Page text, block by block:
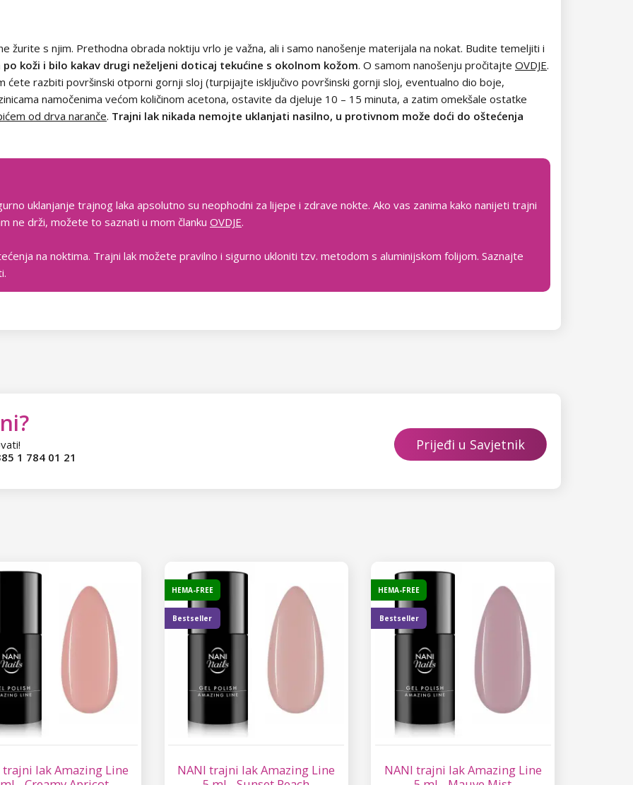
žurite s njim. Prethodna obrada noktiju vrlo je važna, ali i samo nanošenje materijala na nokat. Budite temeljiti i
koži i bilo kakav drugi neželjeni doticaj tekućine s okolnom kožom. O samom nanošenju pročitajte OVDJE.
ćete razbiti površinski otporni gornji sloj (turpijajte isključivo površinski gornji sloj, eventualno dio boje,
namočenima većom količinom acetona, ostavite da djeluje 10 – 15 minuta, a zatim omekšale ostatke
od drva naranče. Trajni lak nikada nemojte uklanjati nasilno, u protivnom može doći do oštećenja
uklanjanje trajnog laka apsolutno su neophodni za lijepe i zdrave nokte. Ako vas zanima kako nanijeti trajni
ne drži, možete to saznati u mom članku OVDJE.
na noktima. Trajni lak možete pravilno i sigurno ukloniti tzv. metodom s aluminijskom folijom. Saznajte
1 784 01 21
Prijeđi u Savjetnik
trajni lak Amazing Line
NANI trajni lak Amazing Line
HEMA-FREE
Bestseller
NANI trajni lak Amazing Line
HEMA-FREE
Bestseller